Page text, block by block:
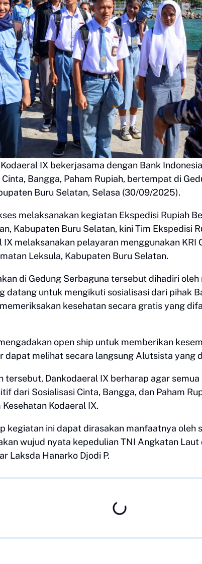
IX bekerjasama dengan Bank
Bangga, Paham Rupiah, bertempat di
Buru Selatan, Selasa (30/09/2025).
melaksanakan kegiatan Ekspedisi Rupiah
Kabupaten Buru Selatan, kini Tim Ekspedisi
IX melaksanakan pelayaran menggunakan
Leksula, Kabupaten Buru Selatan.
di Gedung Serbaguna tersebut dihadiri
datang untuk mengikuti sosialisasi dari pihak
kesehatan secara gratis yang
open ship untuk memberikan
dapat melihat secara langsung Alutsista yang
tersebut, Dankodaeral IX berharap agar
dari Sosialisasi Cinta, Bangga, dan Paham
Kodaeral IX.
kegiatan ini dapat dirasakan manfaatnya oleh
wujud nyata kepedulian TNI Angkatan
Laksda Hanarko Djodi P.